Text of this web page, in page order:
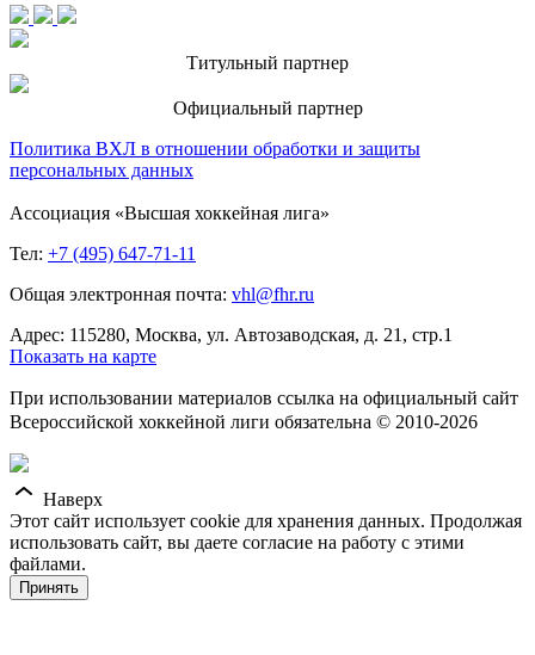
Титульный партнер
Официальный партнер
Политика ВХЛ в отношении обработки и защиты
персональных данных
Ассоциация «Высшая хоккейная лига»
Тел: +7 (495) 647-71-11
Общая электронная почта: vhl@fhr.ru
Адрес: 115280, Москва, ул. Автозаводская, д. 21, стр.1
Показать на карте
При использовании материалов ссылка на официальный сайт
Всероссийской хоккейной лиги обязательна © 2010-2026
Наверх
Этот сайт использует cookie для хранения данных. Продолжая
использовать сайт, вы даете согласие на работу с этими
файлами.
Принять